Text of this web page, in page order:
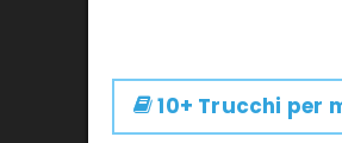
10+ Trucchi per